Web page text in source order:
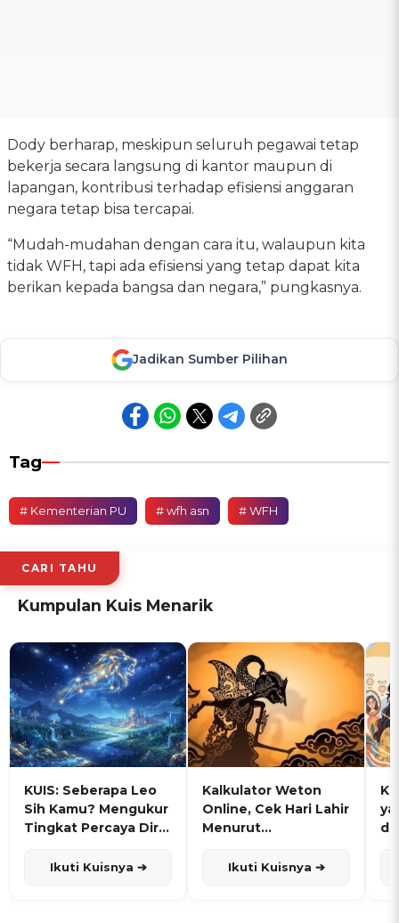
Dody berharap, meskipun seluruh pegawai tetap
bekerja secara langsung di kantor maupun di
lapangan, kontribusi terhadap efisiensi anggaran
negara tetap bisa tercapai.
“Mudah-mudahan dengan cara itu, walaupun kita
tidak WFH, tapi ada efisiensi yang tetap dapat kita
berikan kepada bangsa dan negara,” pungkasnya.
Jadikan Sumber Pilihan
Tag
# Kementerian PU # wfh asn # WFH
CARI TAHU
Kumpulan Kuis Menarik
KUIS: Seberapa Leo
Sih Kamu? Mengukur
Tingkat Percaya Diri
Ikuti Kuisnya ➔
Kalkulator Weton
Online, Cek Hari Lahir
Menurut
Ikuti Kuisnya ➔